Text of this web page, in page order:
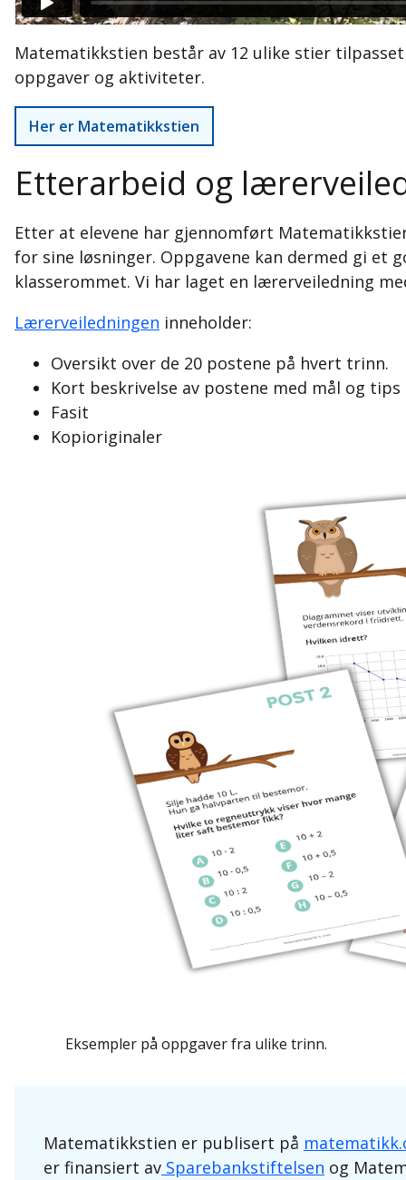
Matematikkstien består av 12 ulike stier
oppgaver og aktiviteter.
Her er Matematikkstien
Etterarbeid og
Etter at elevene har gjennomført
for sine løsninger. Oppgavene kan dermed gi
klasserommet. Vi har laget en lærerveiledning
Lærerveiledningen inneholder:
Oversikt over de 20 postene på hvert trinn.
Kort beskrivelse av postene med mål og
Fasit
Kopioriginaler
Eksempler på oppgaver fra ulike trinn.
Matematikkstien er publisert på
er finansiert av Sparebankstiftelsen og